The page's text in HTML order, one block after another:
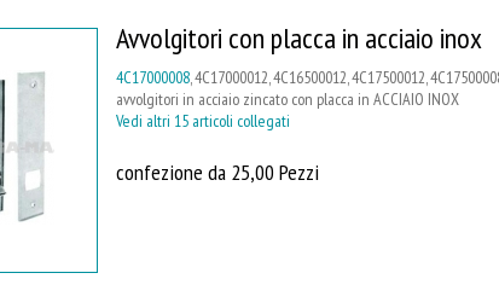
Avvolgitori con placca in acciaio inox
4C17000008, 4C17000012, 4C16500012, 4C17500012,
avvolgitori in acciaio zincato con placca in ACCIAIO INOX
Vedi altri 15 articoli collegati
confezione da 25,00 Pezzi